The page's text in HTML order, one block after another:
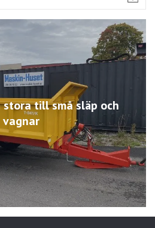
till små släp och
vagnar